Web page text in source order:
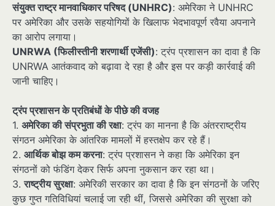
संयुक्त राष्ट्र मानवाधिकार परिषद (UNHRC): अमेरिका ने UNHRC
पर अमेरिका और उसके सहयोगियों के खिलाफ भेदभावपूर्ण रवैया अपनाने
का आरोप लगाया।
UNRWA (फिलीस्तीनी शरणार्थी एजेंसी): ट्रंप प्रशासन का दावा है कि
UNRWA आतंकवाद को बढ़ावा दे रहा है और इस पर कड़ी कार्रवाई की
जानी चाहिए।
ट्रंप प्रशासन के प्रतिबंधों के पीछे की वजह
1. अमेरिका की संप्रभुता की रक्षा: ट्रंप का मानना है कि अंतरराष्ट्रीय
संगठन अमेरिका के आंतरिक मामलों में हस्तक्षेप कर रहे हैं।
2. आर्थिक बोझ कम करना: ट्रंप प्रशासन ने कहा कि अमेरिका इन
संगठनों को फंडिंग देकर सिर्फ अपना नुकसान कर रहा था।
3.राष्ट्रीय सुरक्षा: अमेरिकी सरकार का दावा है कि इन संगठनों के जरिए
कुछ गुप्त गतिविधियां चलाई जा रही थीं, जिससे अमेरिका की सुरक्षा को